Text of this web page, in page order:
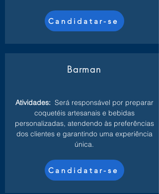
Candidatar-se
Barman
Atividades: Será responsável por preparar
coquetéis artesanais e bebidas
personalizadas, atendendo às preferências
dos clientes e garantindo uma experiência
única.
Candidatar-se